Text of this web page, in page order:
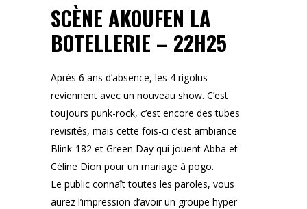
SCÈNE AKOUFEN LA
BOTELLERIE – 22H25
Après 6 ans d’absence, les 4 rigolus
reviennent avec un nouveau show. C’est
toujours punk-rock, c’est encore des tubes
revisités, mais cette fois-ci c’est ambiance
Blink-182 et Green Day qui jouent Abba et
Céline Dion pour un mariage à pogo.
Le public connaît toutes les paroles, vous
aurez l’impression d’avoir un groupe hyper